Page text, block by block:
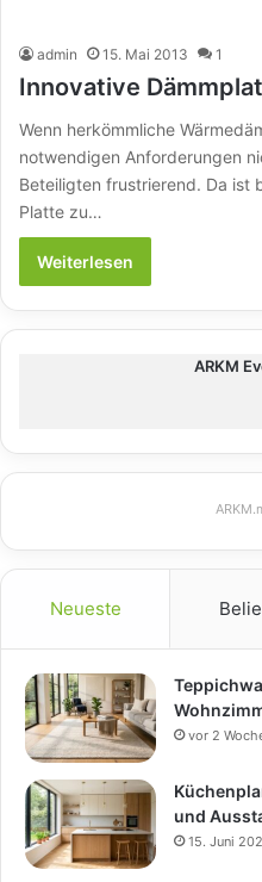
admin 15. Mai 2013 1
Innovative
Wenn herkömmliche
notwendigen Anforderungen
Beteiligten frustrierend. Da ist
Platte zu…
Weiterlesen
ARKM
Neueste
vor 2
und
15. Juni